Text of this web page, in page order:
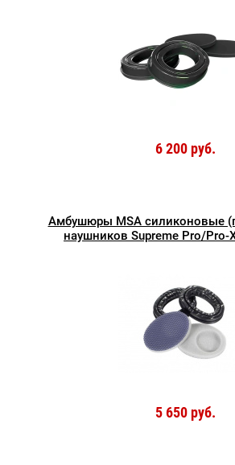
6 200 руб.
Амбушюры MSA силиконовые
наушников Supreme Pro/Pro-
5 650 руб.